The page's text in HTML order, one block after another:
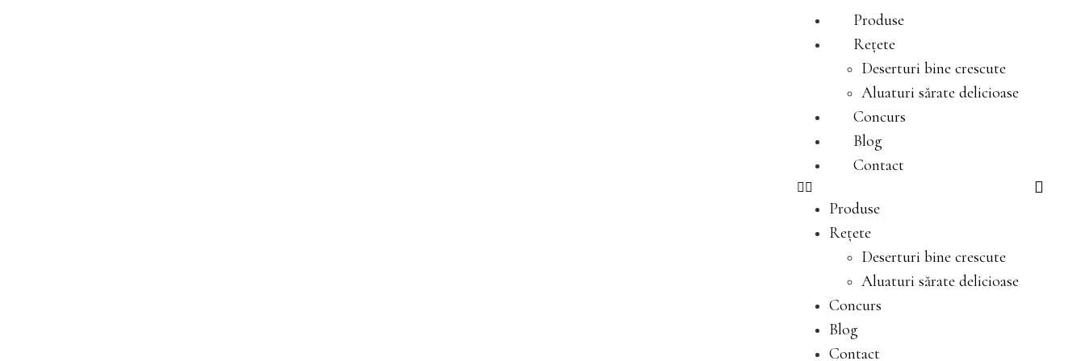
Produse
Rețete
Deserturi bine crescute
Aluaturi sărate delicioase
Concurs
Blog
Contact
Produse
Rețete
Deserturi bine crescute
Aluaturi sărate delicioase
Concurs
Blog
Contact